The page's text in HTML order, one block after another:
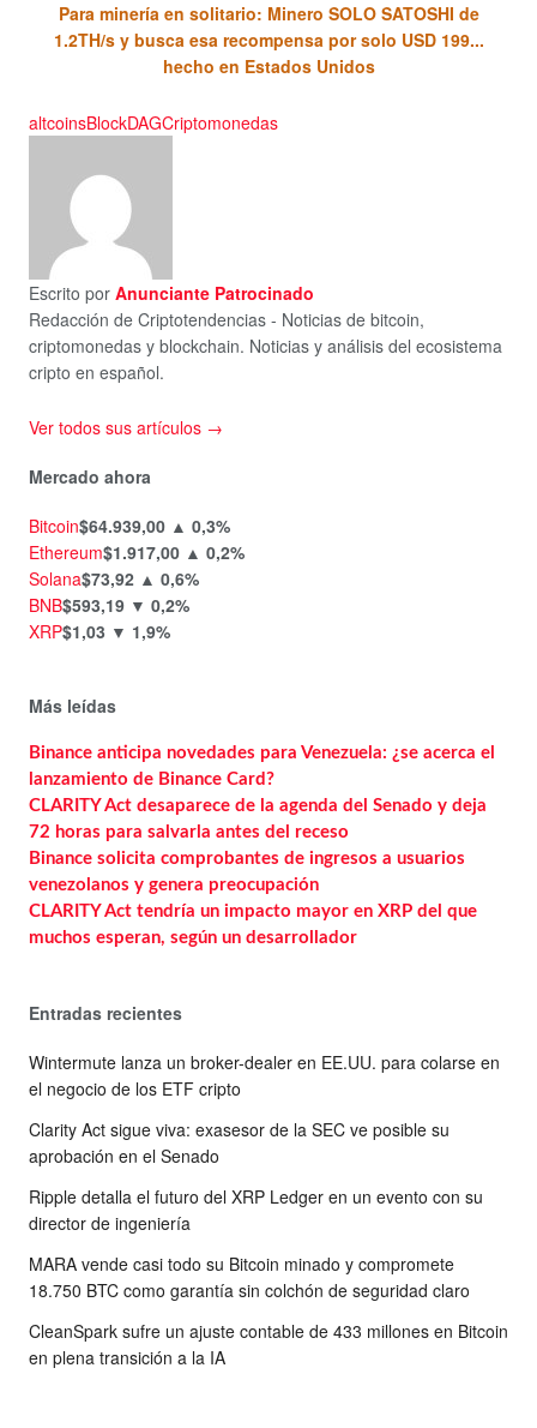
Para minería en solitario: Minero SOLO SATOSHI de
1.2TH/s y busca esa recompensa por solo USD 199...
hecho en Estados Unidos
altcoinsBlockDAGCriptomonedas
Escrito por Anunciante Patrocinado
Redacción de Criptotendencias - Noticias de bitcoin,
criptomonedas y blockchain. Noticias y análisis del ecosistema
cripto en español.
Ver todos sus artículos →
Mercado ahora
Bitcoin$64.939,00 ▲ 0,3%
Ethereum$1.917,00 ▲ 0,2%
Solana$73,92 ▲ 0,6%
BNB$593,19 ▼ 0,2%
XRP$1,03 ▼ 1,9%
Más leídas
Binance anticipa novedades para Venezuela: ¿se acerca el
lanzamiento de Binance Card?
CLARITY Act desaparece de la agenda del Senado y deja
72 horas para salvarla antes del receso
Binance solicita comprobantes de ingresos a usuarios
venezolanos y genera preocupación
CLARITY Act tendría un impacto mayor en XRP del que
muchos esperan, según un desarrollador
Entradas recientes
Wintermute lanza un broker-dealer en EE.UU. para colarse en
el negocio de los ETF cripto
Clarity Act sigue viva: exasesor de la SEC ve posible su
aprobación en el Senado
Ripple detalla el futuro del XRP Ledger en un evento con su
director de ingeniería
MARA vende casi todo su Bitcoin minado y compromete
18.750 BTC como garantía sin colchón de seguridad claro
CleanSpark sufre un ajuste contable de 433 millones en Bitcoin
en plena transición a la IA